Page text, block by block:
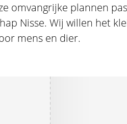
omvangrijke plannen
Nisse. Wij willen het
mens en dier.